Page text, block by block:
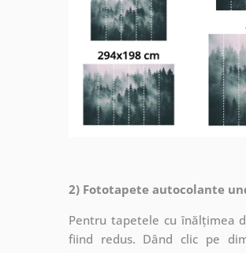
2) Fototapete autocolante
Pentru tapetele cu înălțimea
fiind redus. Dând clic pe